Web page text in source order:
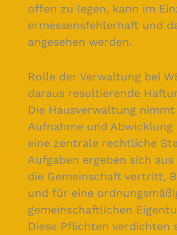
offen zu legen, kann im
ermessensfehlerhaft und
angesehen werden.
Rolle der Verwaltung bei
daraus resultierende
Die Hausverwaltung
Aufnahme und Abwicklung
eine zentrale rechtliche
Aufgaben ergeben sich
die Gemeinschaft vertritt,
und für eine
gemeinschaftlichen
Diese Pflichten verdichten